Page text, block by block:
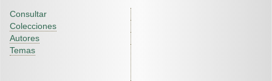
Consultar
Colecciones
Autores
Temas